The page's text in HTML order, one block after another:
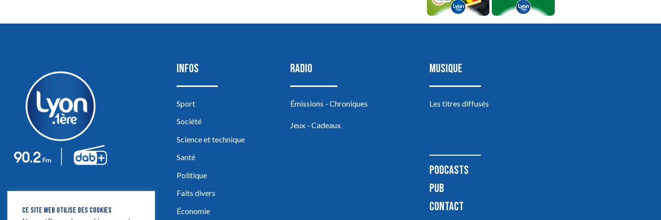
INFOS
Sport
Société
Science et technique
Santé
Politique
Faits divers
Économie
RADIO
Émissions - Chroniques
Jeux - Cadeaux
MUSIQUE
Les titres diffusés
PODCASTS
PUB
CONTACT
CE SITE WEB UTILISE DES COOKIES